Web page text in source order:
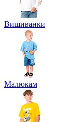
Вишиванки
Малюкам